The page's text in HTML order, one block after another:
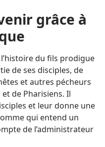
grâce à
du fils prodigue
de ses disciples, de
et autres pécheurs
de Pharisiens. Il
et leur donne une
qui entend un
de l’administrateur